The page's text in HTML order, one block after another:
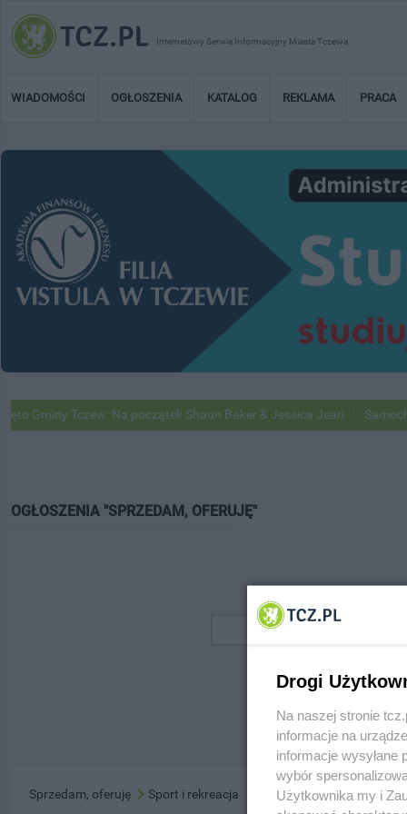
Internetowy Serwis Informacyjny Miasta Tczewa
WIADOMOŚCI OGŁOSZENIA KATALOG REKLAMA PRACA
Gminy Tczew. Na początek Shaun Baker & Jessica Jean
OGŁOSZENIA "SPRZEDAM, OFERUJĘ"
Sprzedam, oferuję Sport i rekreacja
Drogi
Na naszej stronie
informacje na
informacje wysyłane
wybór
Użytkownika my i